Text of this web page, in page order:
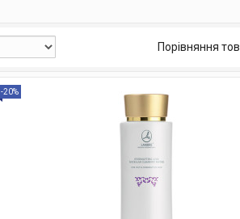
Порівняння
-20%